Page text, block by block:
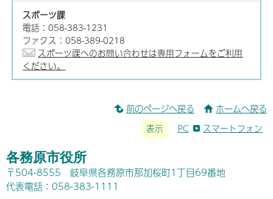
スポーツ課
電話：058-383-1231
ファクス：058-389-0218
スポーツ課へのお問い合わせは専用フォームをご利用
ください。
前のページへ戻る ホームへ戻る
表示 PC スマートフォン
各務原市役所
〒504-8555 岐阜県各務原市那加桜町1丁目69番地
代表電話：058-383-1111